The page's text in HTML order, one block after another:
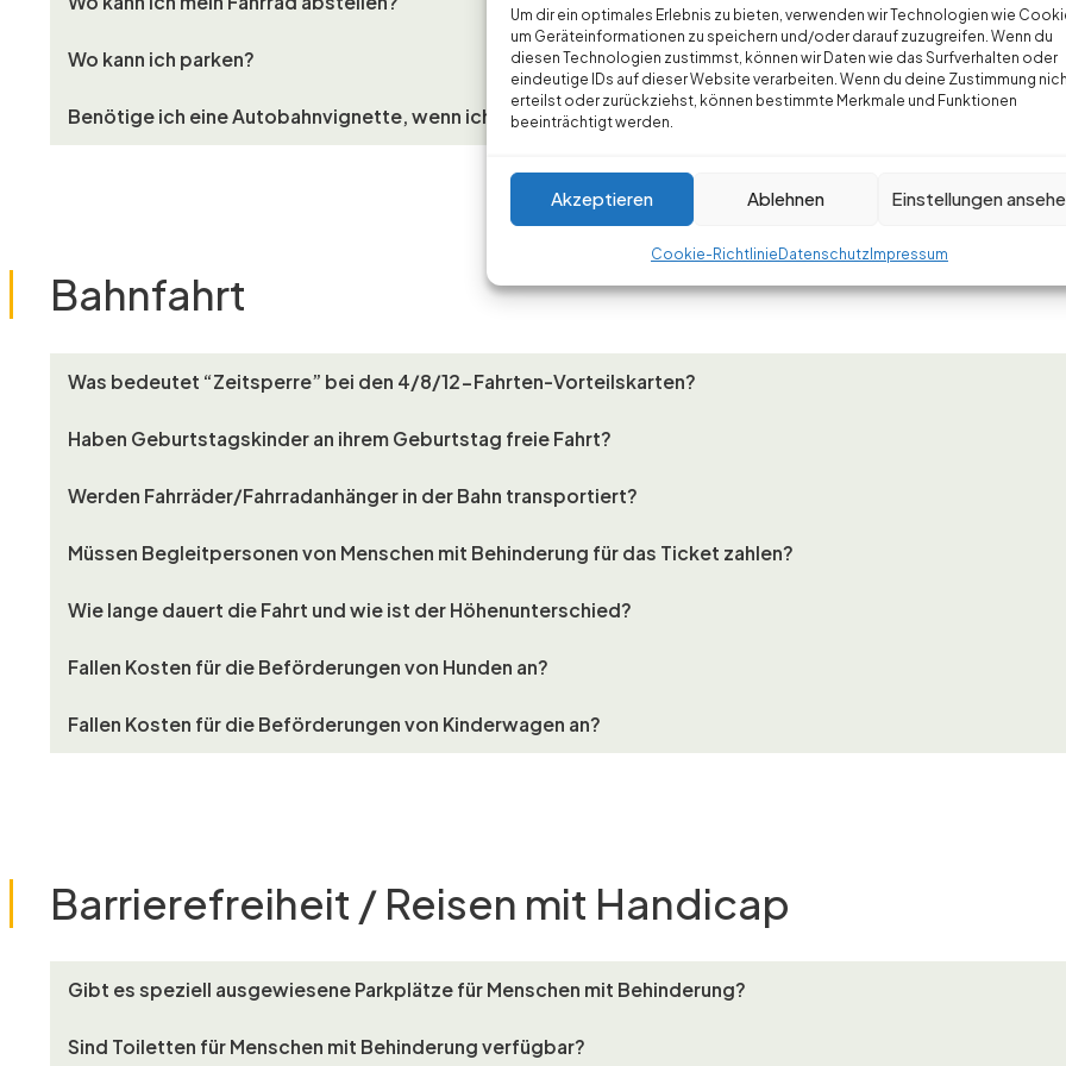
Um dir ein optimales Erlebnis zu bieten, verwenden wir Technologien wie
um Geräteinformationen zu speichern und/oder darauf zuzugreifen. Wenn du
diesen Technologien zustimmst, können wir Daten wie das Surfverhalten oder
eindeutige IDs auf dieser Website verarbeiten. Wenn du deine Zustimmung
erteilst oder zurückziehst, können bestimmte Merkmale und Funktionen
beeinträchtigt werden.
Akzeptieren Ablehnen Einstellungen
Cookie-RichtlinieDatenschutzImpressum
Wo kann ich parken?
Benötige ich eine Autobahnvignette, wenn ich aus Richtung Lindau anreise?
Bahnfahrt
Was bedeutet “Zeitsperre” bei den 4/8/12-Fahrten-Vorteilskarten?
Haben Geburtstagskinder an ihrem Geburtstag freie Fahrt?
Werden Fahrräder/Fahrradanhänger in der Bahn transportiert?
Müssen Begleitpersonen von Menschen mit Behinderung für das Ticket zahlen?
Wie lange dauert die Fahrt und wie ist der Höhenunterschied?
Fallen Kosten für die Beförderungen von Hunden an?
Fallen Kosten für die Beförderungen von Kinderwagen an?
Barrierefreiheit / Reisen mit Handicap
Gibt es speziell ausgewiesene Parkplätze für Menschen mit Behinderung?
Sind Toiletten für Menschen mit Behinderung verfügbar?